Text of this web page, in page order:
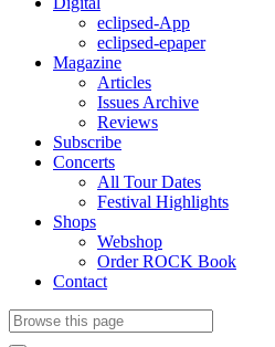
eclipsed-App
eclipsed-epaper
Magazine
Articles
Issues Archive
Reviews
Subscribe
Concerts
All Tour Dates
Festival Highlights
Shops
Webshop
Order ROCK Book
Contact